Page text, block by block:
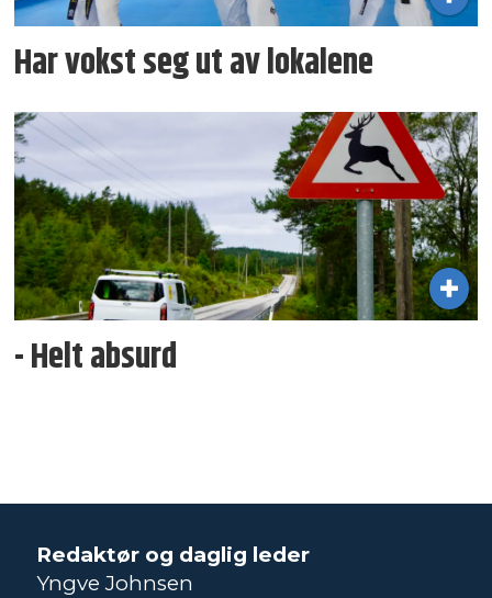
Har vokst seg ut av lokalene
- Helt absurd
Redaktør og daglig leder
Yngve Johnsen